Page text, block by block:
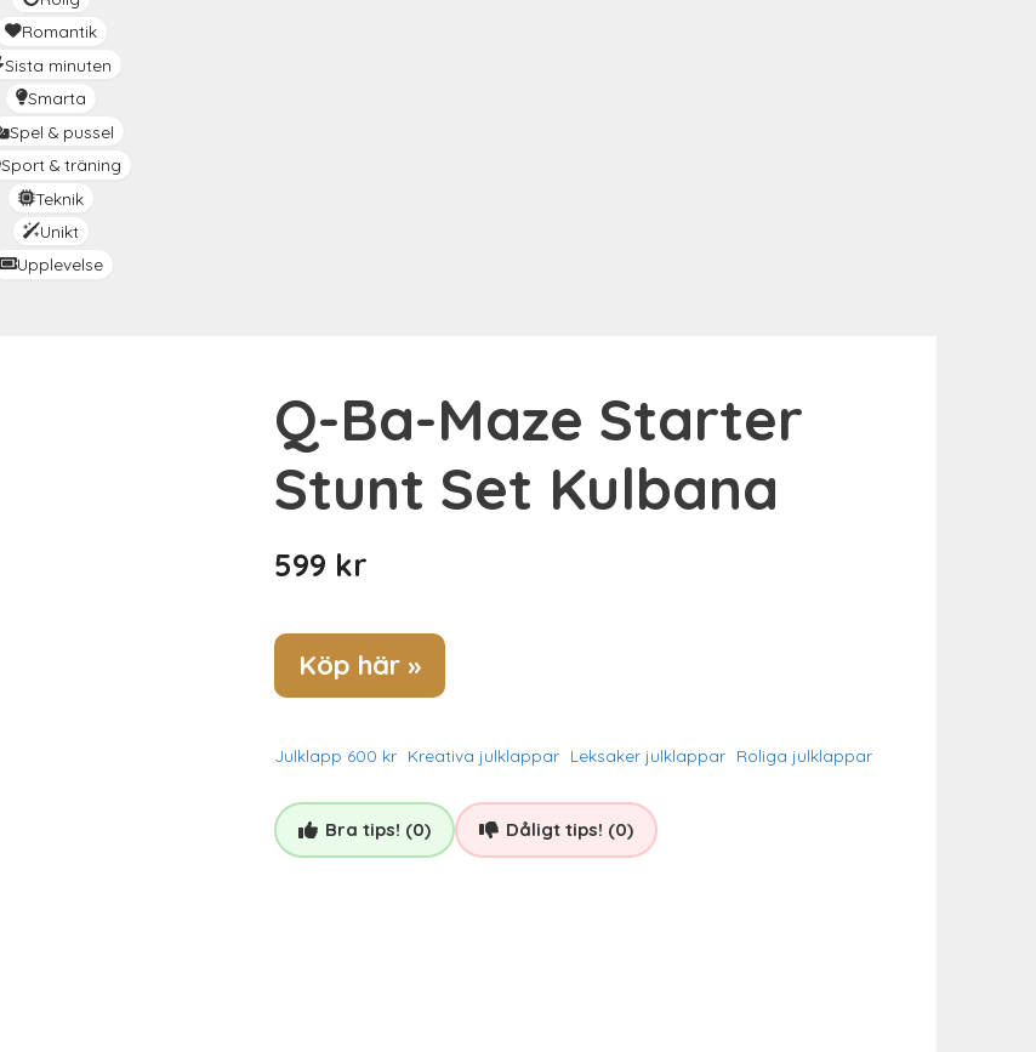
Romantik
Sista minuten
Smarta
Spel & pussel
Sport & träning
Teknik
Unikt
Upplevelse
Q-Ba-Maze Starter
Stunt Set Kulbana
599 kr
Köp här »
Julklapp 600 kr Kreativa julklappar Leksaker julklappar Roliga julklappar
Bra tips! (0) Dåligt tips! (0)